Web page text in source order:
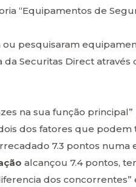
“Equipamentos de
ou pesquisaram
Securitas Direct através
na sua função principal”
dos fatores que podem
7.3 pontos numa
alcançou 7.4 pontos,
dos concorrentes”